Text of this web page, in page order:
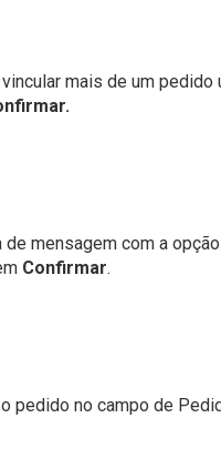
mais de um
de mensagem com a
Confirmar.
pedido no campo de